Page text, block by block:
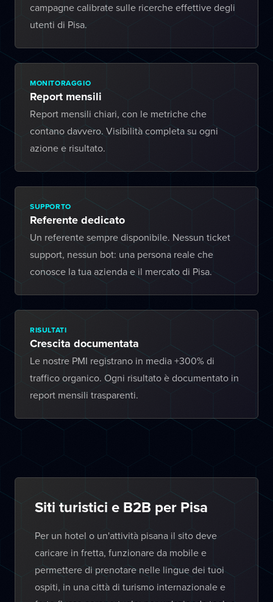
campagne calibrate sulle ricerche effettive degli
utenti di Pisa.
MONITORAGGIO
Report mensili
Report mensili chiari, con le metriche che
contano davvero. Visibilità completa su ogni
azione e risultato.
SUPPORTO
Referente dedicato
Un referente sempre disponibile. Nessun ticket
support, nessun bot: una persona reale che
conosce la tua azienda e il mercato di Pisa.
RISULTATI
Crescita documentata
Le nostre PMI registrano in media +300% di
traffico organico. Ogni risultato è documentato in
report mensili trasparenti.
Siti turistici e B2B per Pisa
Per un hotel o un'attività pisana il sito deve
caricare in fretta, funzionare da mobile e
permettere di prenotare nelle lingue dei tuoi
ospiti, in una città di turismo internazionale e